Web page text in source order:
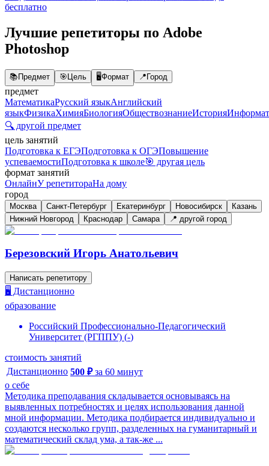
бесплатно
Лучшие репетиторы по Adobe
Photoshop
📚Предмет 🎯Цель 🖥️Формат 📍Город
предмет
МатематикаРусский языкАнглийский
языкФизикаХимияБиологияОбществознаниеИстория
🔍 другой предмет
цель занятий
Подготовка к ЕГЭПодготовка к ОГЭПовышение
успеваемостиПодготовка к школе🎯 другая цель
формат занятий
ОнлайнУ репетитораНа дому
город
Москва Санкт-Петербург Екатеринбург Новосибирск
Казань
Нижний Новгород
Краснодар Самара 📍 другой город
Березовский Игорь Анатольевич
Написать репетитору
🖥️ Дистанционно
образование
Российский Профессионально-Педагогический
Университет (РГППУ) (-)
стоимость занятий
Дистанционно 500 ₽ за 60 минут
о себе
Методика преподавания складывается основываясь на
выявленных потребностях и целях использования данной
мной информации. Методика подбирается индивидуально и
создаются несколько групп, разделенных на гуманитарный и
математический склад ума, а так-же ...